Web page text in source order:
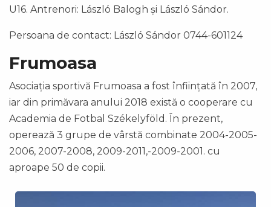
U16. Antrenori: László Balogh și László Sándor.
Persoana de contact: László Sándor 0744-601124
Frumoasa
Asociația sportivă Frumoasa a fost înființată în 2007,
iar din primăvara anului 2018 există o cooperare cu
Academia de Fotbal Székelyföld. În prezent,
operează 3 grupe de vârstă combinate 2004-2005-
2006, 2007-2008, 2009-2011,-2009-2001. cu
aproape 50 de copii.